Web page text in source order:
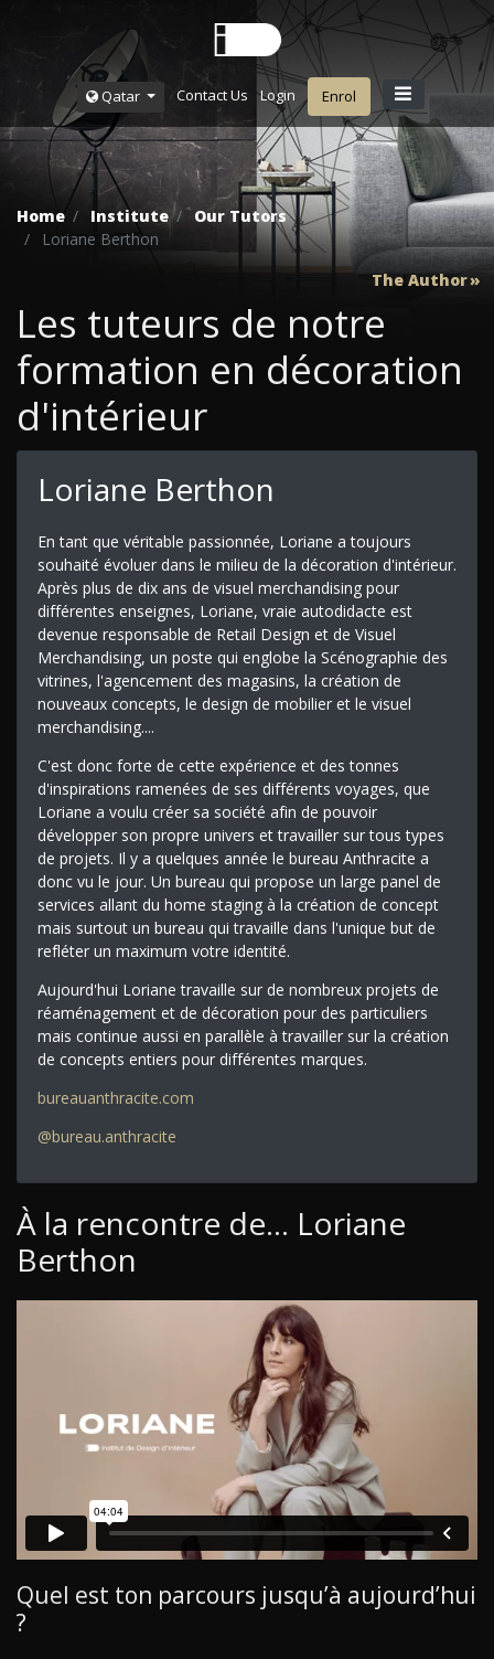
Qatar Contact Us Login Enrol
Home Institute
Our Tutors
Loriane Berthon
The Author
Les tuteurs de notre
formation en décoration
d'intérieur
Loriane Berthon
En tant que véritable passionnée, Loriane a toujours
souhaité évoluer dans le milieu de la décoration d'intérieur.
Après plus de dix ans de visuel merchandising pour
différentes enseignes, Loriane, vraie autodidacte est
devenue responsable de Retail Design et de Visuel
Merchandising, un poste qui englobe la Scénographie des
vitrines, l'agencement des magasins, la création de
nouveaux concepts, le design de mobilier et le visuel
merchandising....
C'est donc forte de cette expérience et des tonnes
d'inspirations ramenées de ses différents voyages, que
Loriane a voulu créer sa société afin de pouvoir
développer son propre univers et travailler sur tous types
de projets. Il y a quelques année le bureau Anthracite a
donc vu le jour. Un bureau qui propose un large panel de
services allant du home staging à la création de concept
mais surtout un bureau qui travaille dans l'unique but de
refléter un maximum votre identité.
Aujourd'hui Loriane travaille sur de nombreux projets de
réaménagement et de décoration pour des particuliers
mais continue aussi en parallèle à travailler sur la création
de concepts entiers pour différentes marques.
bureauanthracite.com
@bureau.anthracite
À la rencontre de... Loriane
Berthon
Quel est ton parcours jusqu’à aujourd’hui
?